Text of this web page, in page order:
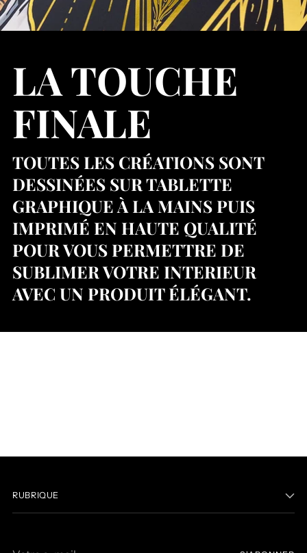
LA TOUCHE
FINALE
TOUTES LES CRÉATIONS SONT
DESSINÉES SUR TABLETTE
GRAPHIQUE À LA MAINS PUIS
IMPRIMÉ EN HAUTE QUALITÉ
POUR VOUS PERMETTRE DE
SUBLIMER VOTRE INTERIEUR
AVEC UN PRODUIT ÉLÉGANT.
RUBRIQUE